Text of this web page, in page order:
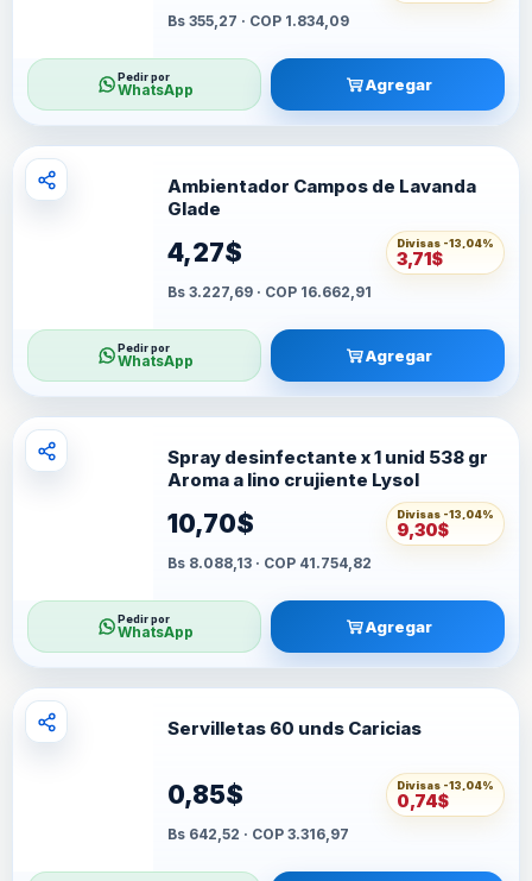
Bs 355,27 · COP 1.834,09
Pedir por
WhatsApp Agregar
Ambientador Campos de Lavanda
Glade
4,27$ Divisas -13,04%
3,71$
Bs 3.227,69 · COP 16.662,91
Pedir por
WhatsApp Agregar
Spray desinfectante x 1 unid 538 gr
Aroma a lino crujiente Lysol
10,70$ Divisas -13,04%
9,30$
Bs 8.088,13 · COP 41.754,82
Pedir por
WhatsApp Agregar
Servilletas 60 unds Caricias
0,85$ Divisas -13,04%
0,74$
Bs 642,52 · COP 3.316,97